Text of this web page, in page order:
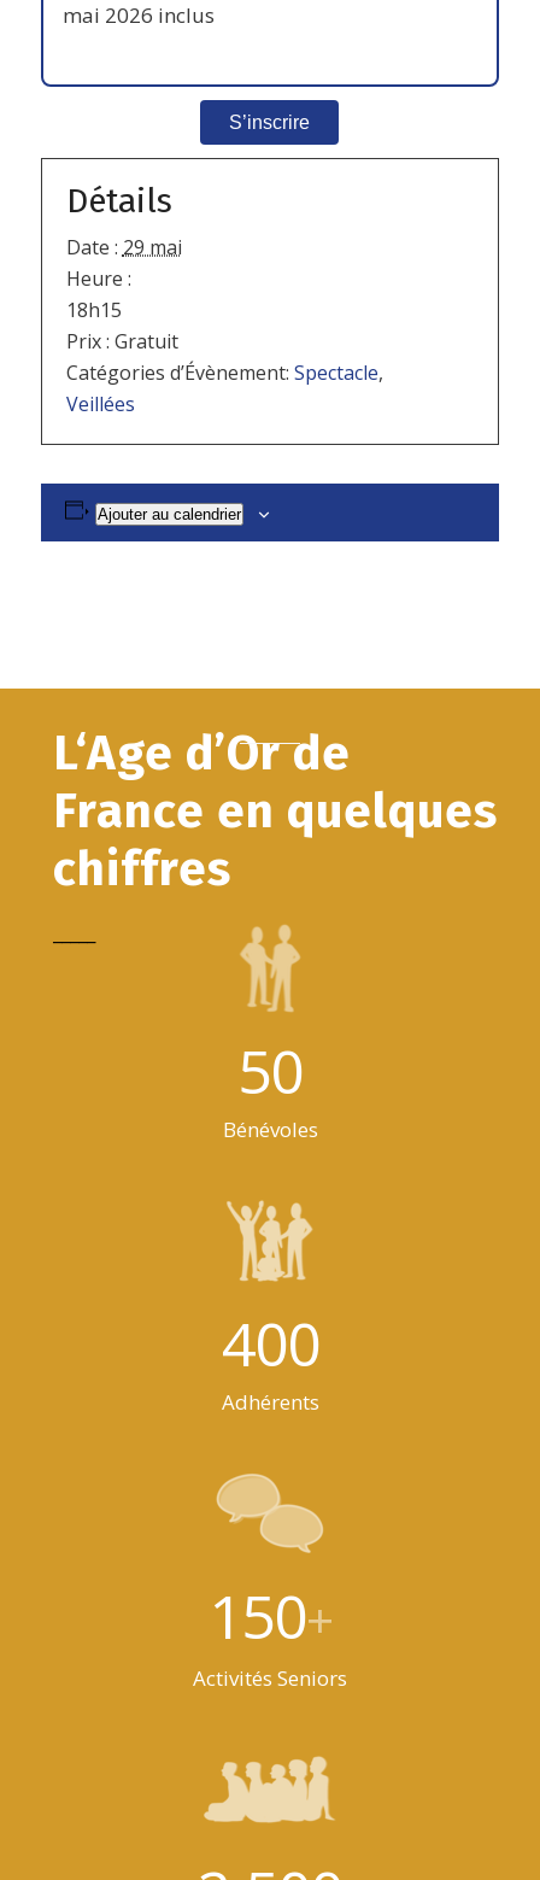
mai 2026 inclus
S’inscrire
Détails
Date : 29 mai
Heure :
18h15
Prix : Gratuit
Catégories d’Évènement: Spectacle,
Veillées
Ajouter au calendrier
L‘Age d’Or de
France en quelques
chiffres
50
Bénévoles
400
Adhérents
150+
Activités Seniors